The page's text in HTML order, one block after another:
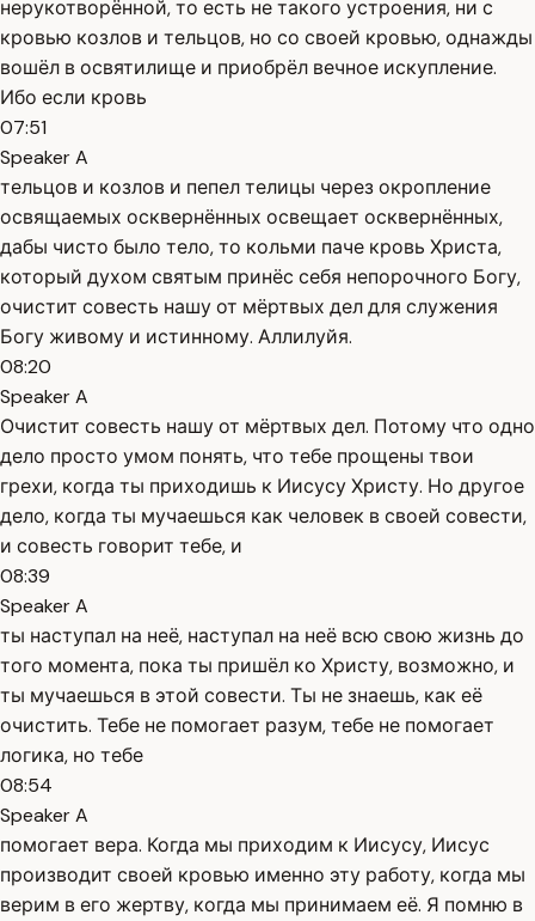
нерукотворённой, то есть не такого устроения, ни с
кровью козлов и тельцов, но со своей кровью, однажды
вошёл в освятилище и приобрёл вечное искупление.
Ибо если кровь
07:51
Speaker A
тельцов и козлов и пепел телицы через окропление
освящаемых осквернённых освещает осквернённых,
дабы чисто было тело, то кольми паче кровь Христа,
который духом святым принёс себя непорочного Богу,
очистит совесть нашу от мёртвых дел для служения
Богу живому и истинному. Аллилуйя.
08:20
Speaker A
Очистит совесть нашу от мёртвых дел. Потому что одно
дело просто умом понять, что тебе прощены твои
грехи, когда ты приходишь к Иисусу Христу. Но другое
дело, когда ты мучаешься как человек в своей совести,
и совесть говорит тебе, и
08:39
Speaker A
ты наступал на неё, наступал на неё всю свою жизнь до
того момента, пока ты пришёл ко Христу, возможно, и
ты мучаешься в этой совести. Ты не знаешь, как её
очистить. Тебе не помогает разум, тебе не помогает
логика, но тебе
08:54
Speaker A
помогает вера. Когда мы приходим к Иисусу, Иисус
производит своей кровью именно эту работу, когда мы
верим в его жертву, когда мы принимаем её. Я помню в